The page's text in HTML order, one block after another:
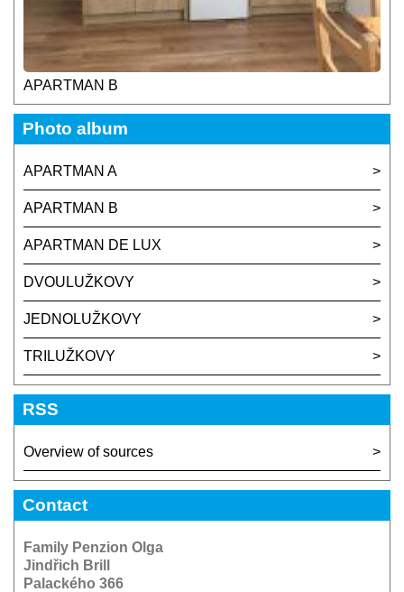
APARTMAN B
Photo album
APARTMAN A
APARTMAN B
APARTMAN DE LUX
DVOULUŽKOVY
JEDNOLUŽKOVY
TRILUŽKOVY
RSS
Overview of sources
Contact
Family Penzion Olga
Jindřich Brill
Palackého 366